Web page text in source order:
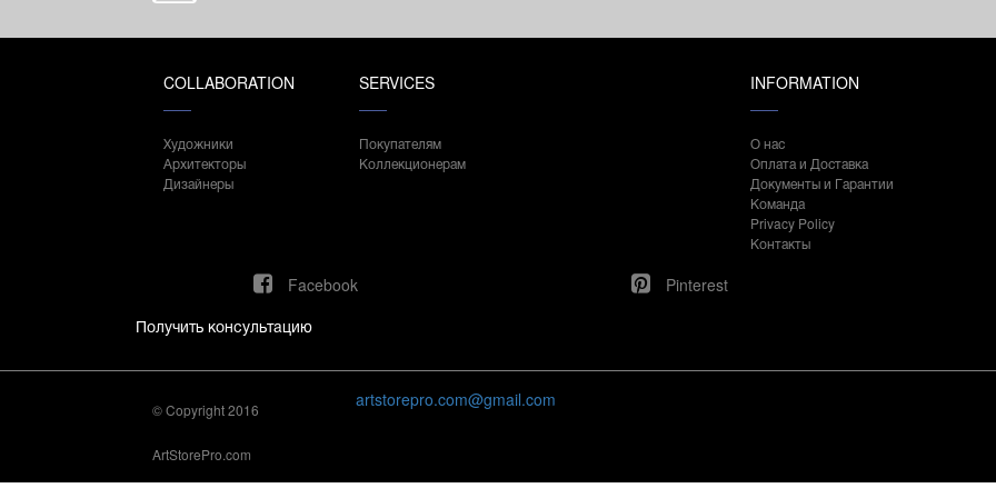
COLLABORATION
Художники
Архитекторы
Дизайнеры
SERVICES
Покупателям
Коллекционерам
INFORMATION
О нас
Оплата и Доставка
Документы и Гарантии
Команда
Privacy Policy
Контакты
Facebook Pinterest
Получить консультацию
© Copyright 2016
ArtStorePro.com
artstorepro.com@gmail.com
Нашли ошибку /